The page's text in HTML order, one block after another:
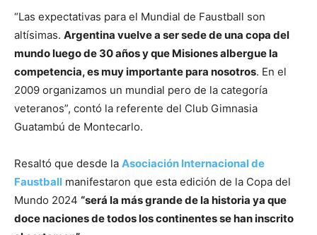
“Las expectativas para el Mundial de Faustball son
altísimas. Argentina vuelve a ser sede de una copa del
mundo luego de 30 años y que Misiones albergue la
competencia, es muy importante para nosotros. En el
2009 organizamos un mundial pero de la categoría
veteranos”, contó la referente del Club Gimnasia
Guatambú de Montecarlo.
Resaltó que desde la Asociación Internacional de
Faustball manifestaron que esta edición de la Copa del
Mundo 2024 “será la más grande de la historia ya que
doce naciones de todos los continentes se han inscrito